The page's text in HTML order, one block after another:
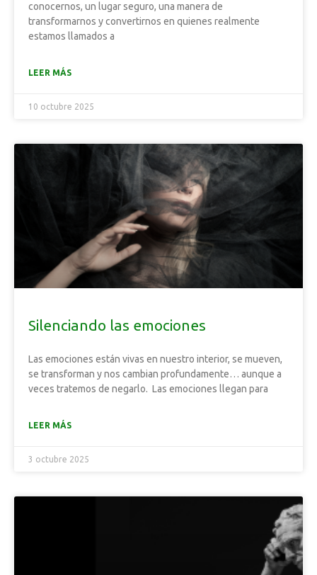
conocernos, un lugar seguro, una manera de
transformarnos y convertirnos en quienes realmente
estamos llamados a
LEER MÁS
10 octubre 2025
Silenciando las emociones
Las emociones están vivas en nuestro interior, se mueven,
se transforman y nos cambian profundamente… aunque a
veces tratemos de negarlo. Las emociones llegan para
LEER MÁS
3 octubre 2025